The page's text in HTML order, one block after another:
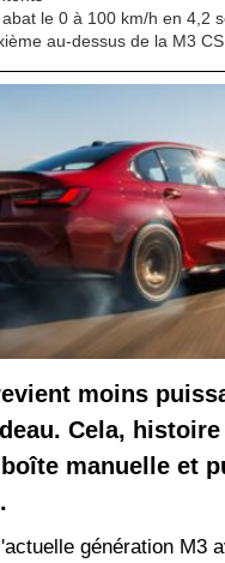
le 0 à 100 km/h en 4,2
au-dessus de la M3 CS
moins
Cela,
manuelle et
génération M3